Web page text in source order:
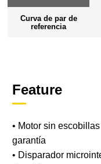
Curva de par de
referencia
Feature
• Motor sin
garantía
• Disparador